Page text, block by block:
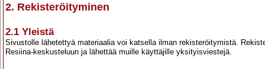
2. Rekisteröityminen
2.1 Yleistä
Sivustolle lähetettyä materiaalia voi katsella ilman rekisteröitymistä.
Resiina-keskusteluun ja lähettää muille käyttäjille yksityisviestejä.